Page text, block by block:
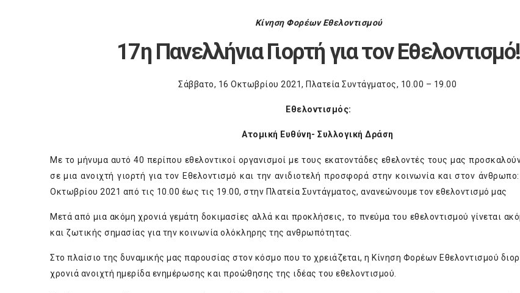
Κίνηση Φορέων Εθελοντισμού
17ηΠανελλήνια Γιορτή για τον Εθελοντισμό!
Σάββατο, 16 Οκτωβρίου 2021, Πλατεία Συντάγματος, 10.00 – 19.00
Εθελοντισμός:
Ατομική Ευθύνη- Συλλογική Δράση
Με το μήνυμα αυτό 40 περίπου εθελοντικοί οργανισμοί με τους εκατοντάδες εθελοντές τους μας
σε μια ανοιχτή γιορτή για τον Εθελοντισμό και την ανιδιοτελή προσφορά στην κοινωνία και στον
Οκτωβρίου 2021 από τις 10.00 έως τις 19.00, στην Πλατεία Συντάγματος, ανανεώνουμε τον εθελοντισμό μας
Μετά από μια ακόμη χρονιά γεμάτη δοκιμασίες αλλά και προκλήσεις, το πνεύμα του εθελοντισμού γίνεται
και ζωτικής σημασίας για την κοινωνία ολόκληρης της ανθρωπότητας.
Στο πλαίσιο της δυναμικής μας παρουσίας στον κόσμο που το χρειάζεται, η Κίνηση Φορέων Εθελοντισμού
χρονιά ανοιχτή ημερίδα ενημέρωσης και προώθησης της ιδέας του εθελοντισμού.